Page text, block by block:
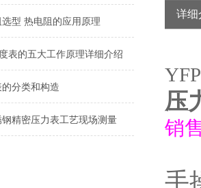
型 热电阻的应用原理
表的五大工作原理详细介绍
的分类和构造
精密压力表工艺现场测量
详细
压
销
手